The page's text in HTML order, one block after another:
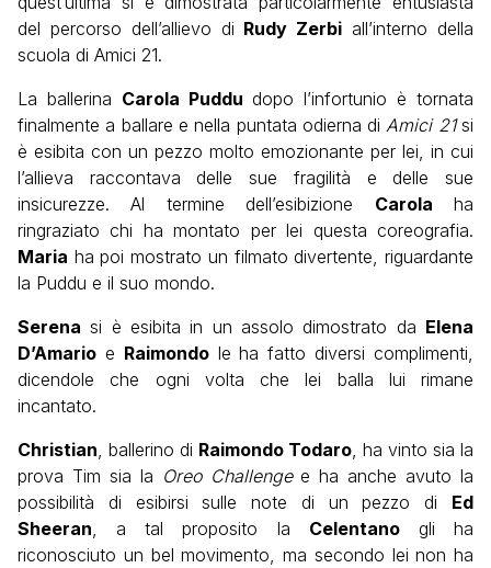
del percorso dell’allievo di Rudy Zerbi all’interno della
scuola di Amici 21.
La ballerina Carola Puddu dopo l’infortunio è tornata
finalmente a ballare e nella puntata odierna di Amici 21si
è esibita con un pezzo molto emozionante per lei, in cui
l’allieva raccontava delle sue fragilità e delle sue
insicurezze. Al termine dell’esibizione Carola ha
ringraziato chi ha montato per lei questa coreografia.
Maria ha poi mostrato un filmato divertente, riguardante
la Puddu e il suo mondo.
Serena si è esibita in un assolo dimostrato da Elena
D’Amario e Raimondole ha fatto diversi complimenti,
dicendole che ogni volta che lei balla lui rimane
incantato.
Christian , ballerino di Raimondo Todaro , ha vinto sia la
prova Tim sia la Oreo Challengee ha anche avuto la
possibilità di esibirsi sulle note di un pezzo di Ed
Sheeran , a tal proposito la Celentanogli ha
riconosciuto un bel movimento, ma secondo lei non ha